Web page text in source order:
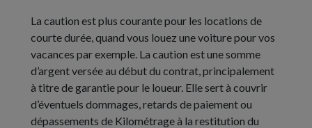
La caution est plus courante pour les locations de
courte durée, quand vous louez une voiture pour vos
vacances par exemple. La caution est une somme
d’argent versée au début du contrat, principalement
à titre de garantie pour le loueur. Elle sert à couvrir
d’éventuels dommages, retards de paiement ou
dépassements de Kilométrage à la restitution du